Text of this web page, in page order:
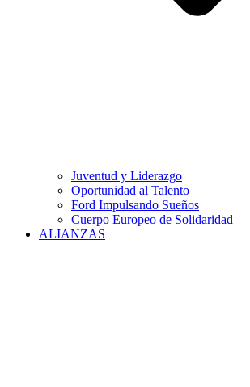
Juventud y Liderazgo
Oportunidad al Talento
Ford Impulsando Sueños
Cuerpo Europeo de Solidaridad
ALIANZAS